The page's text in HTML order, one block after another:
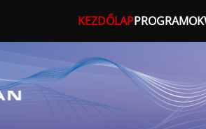
KEZDŐLAPPROGRAMOK